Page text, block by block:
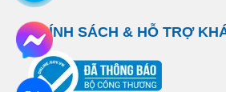
CHÍNH SÁCH & HỖ TRỢ